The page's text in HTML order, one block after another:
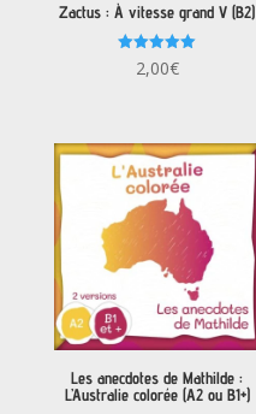
Zactus : À vitesse grand V (B2)
Note
5.00
2,00€
Les anecdotes de Mathilde :
L’Australie colorée (A2 ou B1+)